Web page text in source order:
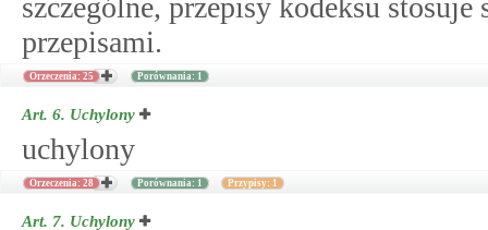
szczególne, przepisy kodeksu
przepisami.
Orzeczenia: 25 Porównania: 1
Art. 6. Uchylony
uchylony
Orzeczenia: 28 Porównania: 1 Przypisy: 1
Art. 7. Uchylony